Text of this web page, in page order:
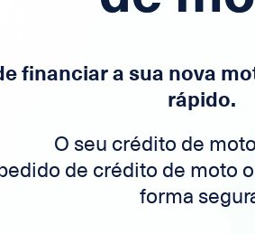
financiar a sua nova
rápido.
O seu crédito de
de crédito de moto
forma